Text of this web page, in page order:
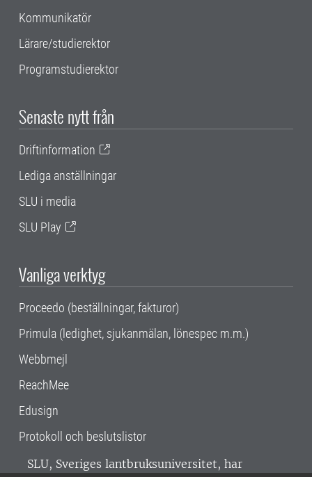
Kommunikatör
Lärare/studierektor
Programstudierektor
Senaste nytt från
Driftinformation
Lediga anställningar
SLU i media
SLU Play
Vanliga verktyg
Proceedo (beställningar, fakturor)
Primula (ledighet, sjukanmälan, lönespec m.m.)
Webbmejl
ReachMee
Edusign
Protokoll och beslutslistor
SLU, Sveriges lantbruksuniversitet, har